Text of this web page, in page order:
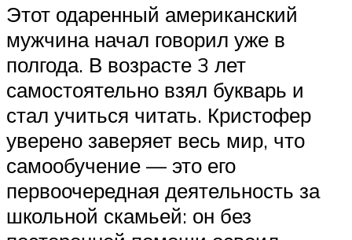
Этот одаренный американский
мужчина начал говорил уже в
полгода. В возрасте 3 лет
самостоятельно взял букварь и
стал учиться читать. Кристофер
уверено заверяет весь мир, что
самообучение — это его
первоочередная деятельность за
школьной скамьей: он без